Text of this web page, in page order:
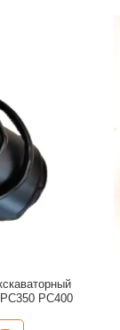
PC400